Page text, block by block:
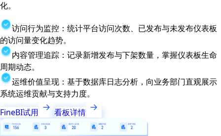
化。
访问行为监控：统计平台访问次数、已发布与未发布仪表板
的访问量变化趋势。
内容管理追踪：记录新增发布与下架数量，掌握仪表板生命
周期动态。
运维价值呈现：基于数据库日志分析，向业务部门直观展示
系统运维贡献与支持力度。
FineBI试用
看板详情